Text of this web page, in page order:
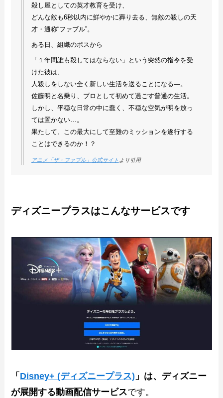
殺し屋としての英才教育を受け、
どんな敵も6秒以内に鮮やかに葬り去る、無敵の殺しの天
才・通称“ファブル”。
ある日、組織のボスから
「１年間誰も殺してはならない」という突然の指令を受
けた彼は、
人殺しをしない全く新しい生活を送ることになる—。
佐藤明と名乗り、プロとして初めて過ごす普通の生活。
しかし、平穏な日常の中に蠢く、不穏な空気が明を放っ
ては置かない…。
果たして、この最大にして至難のミッションを遂行する
ことはできるのか！？
アニメ「ザ・ファブル」公式サイト より引用
ディズニープラスはこんなサービスです
「 Disney+ (ディズニープラス) 」は、ディズニー
が展開する動画配信サービスです。